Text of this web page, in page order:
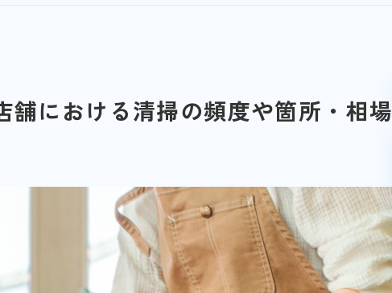
における清掃の頻度や箇所・相場